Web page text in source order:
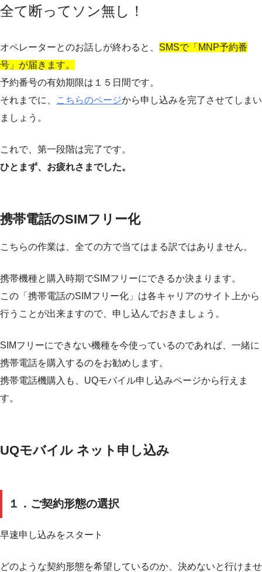
全て断ってソン無し！
オペレーターとのお話しが終わると、 SMSで「MNP予約番
号」が届きます。
予約番号の有効期限は１５日間です。
それまでに、
こちらのページから申し込みを完了させてしまい
ましょう。
これで、第一段階は完了です。
ひとまず、お疲れさまでした。
携帯電話のSIMフリー化
こちらの作業は、全ての方で当てはまる訳ではありません。
携帯機種と購入時期でSIMフリーにできるか決まります。
この「携帯電話のSIMフリー化」は各キャリアのサイト上から
行うことが出来ますので、申し込んでおきましょう。
SIMフリーにできない機種を今使っているのであれば、一緒に
携帯電話を購入するのをお勧めします。
携帯電話機購入も、UQモバイル申し込みページから行えま
す。
UQモバイル ネット申し込み
１．ご契約形態の選択
早速申し込みをスタート
どのような契約形態を希望しているのか、決めないと行けませ